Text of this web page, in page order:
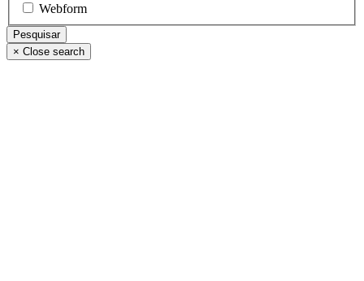
Webform
× Close search